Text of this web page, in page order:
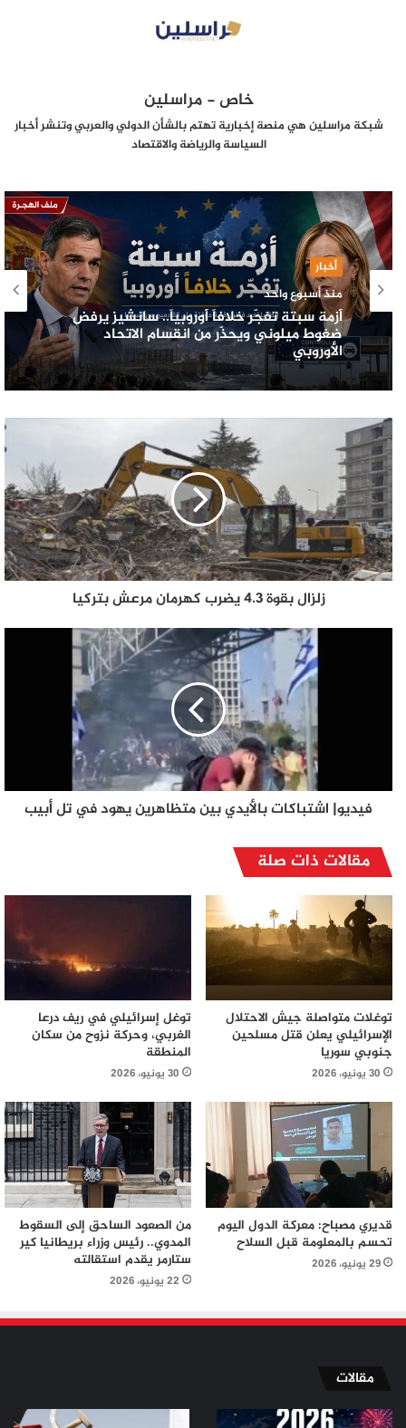
خاص - مراسلين
شبكة مراسلين هي منصة إخبارية تهتم بالشأن الدولي والعربي وتنشر أخبار
السياسة والرياضة والاقتصاد
أخبار
منذ أسبوع واحد
أزمة سبتة تفجّر خلافاً أوروبياً.. سانشيز يرفض
ضغوط ميلوني ويحذّر من انقسام الاتحاد
الأوروبي
زلزال بقوة 4.3 يضرب كهرمان مرعش بتركيا
فيديو| اشتباكات بالأيدي بين متظاهرين يهود في تل أبيب
مقالات ذات صلة
توغلات متواصلة جيش الاحتلال
الإسرائيلي يعلن قتل مسلحين
جنوبي سوريا
30 يونيو، 2026
توغل إسرائيلي في ريف درعا
الغربي، وحركة نزوح من سكان
المنطقة
30 يونيو، 2026
قديري مصباح: معركة الدول اليوم
تحسم بالمعلومة قبل السلاح
29 يونيو، 2026
من الصعود الساحق إلى السقوط
المدوي.. رئيس وزراء بريطانيا كير
ستارمر يقدم استقالته
22 يونيو، 2026
مقالات
من